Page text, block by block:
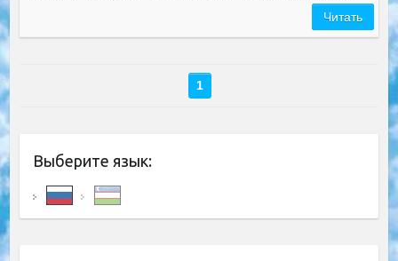
Читать
1
Выберите язык: